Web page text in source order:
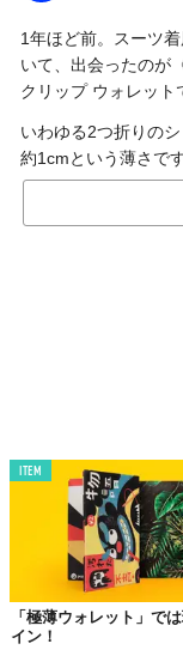
1年ほど前。スーツ
いて、出会ったのが
クリップ ウォレット
いわゆる2つ折りの
約1cmという薄さです
スーツのポケットは
るぐらいコンパクト
薄い財布と言っても
ウォレットは、片側
照）。僕は札やカー
また、クリップでピ
す。固定されてい
ギミック満載ですが
のポイントかもしれ
を探していました
重要です。
「身体の動作に馴染
ならではの機構。そ
ITEM
「極薄ウォレット」で
イン！